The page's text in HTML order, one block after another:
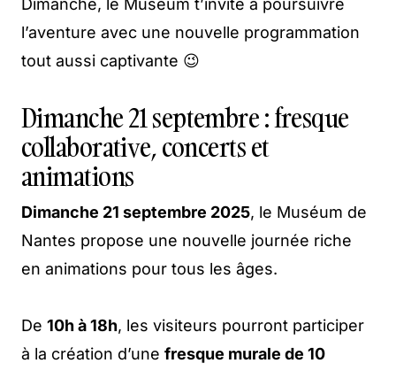
Dimanche, le Muséum t’invite à poursuivre
l’aventure avec une nouvelle programmation
tout aussi captivante 😉
Dimanche 21 septembre : fresque
collaborative, concerts et
animations
Dimanche 21 septembre 2025, le Muséum de
Nantes propose une nouvelle journée riche
en animations pour tous les âges.
De 10h à 18h, les visiteurs pourront participer
à la création d’une fresque murale de 10